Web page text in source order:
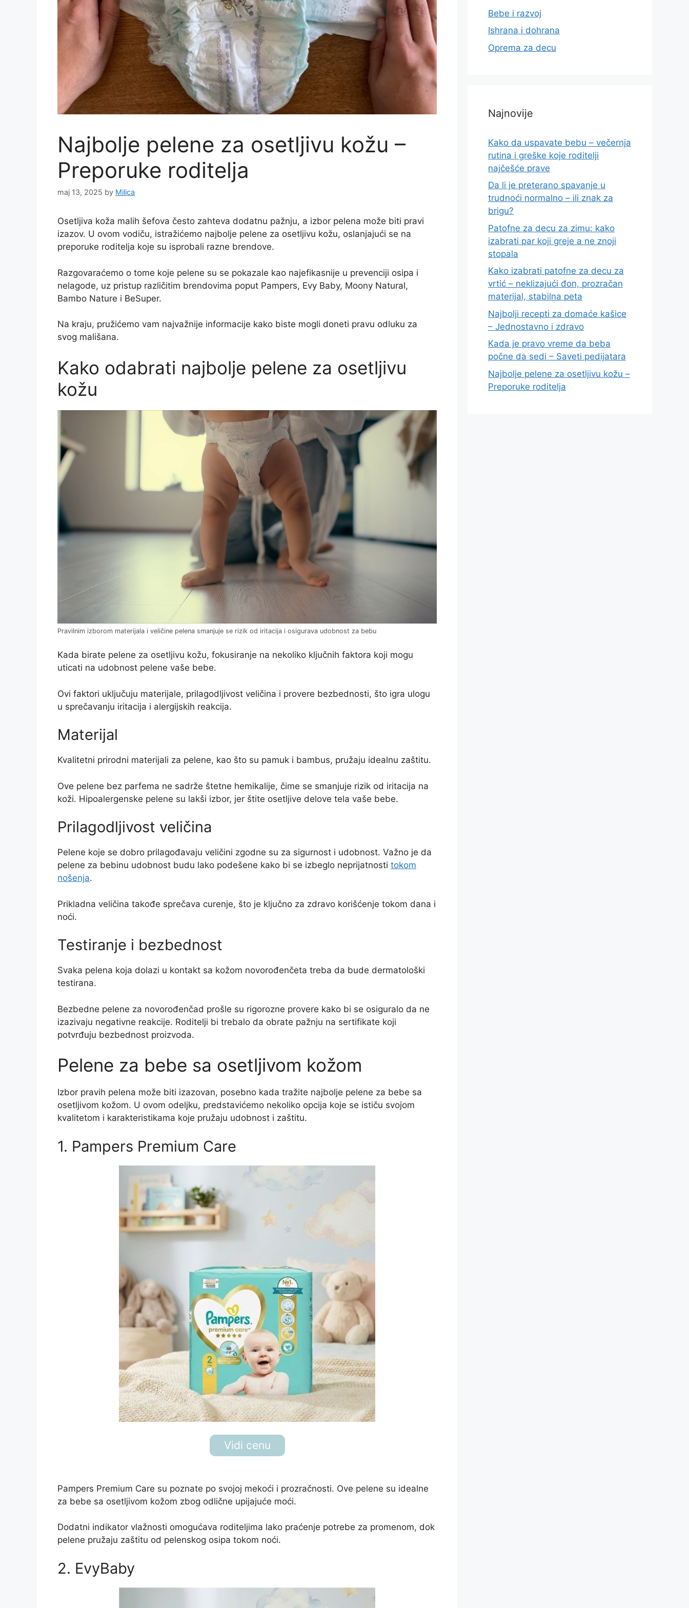
Najbolje pelene za osetljivu kožu –
Preporuke roditelja
maj 13, 2025 by Milica
Osetljiva koža malih šefova često zahteva dodatnu pažnju, a izbor pelena može biti pravi
izazov. U ovom vodiču, istražićemo najbolje pelene za osetljivu kožu, oslanjajući se na
preporuke roditelja koje su isprobali razne brendove.
Razgovaraćemo o tome koje pelene su se pokazale kao najefikasnije u prevenciji osipa i
nelagode, uz pristup različitim brendovima poput Pampers, Evy Baby, Moony Natural,
Bambo Nature i BeSuper.
Na kraju, pružićemo vam najvažnije informacije kako biste mogli doneti pravu odluku za
svog mališana.
Kako odabrati najbolje pelene za osetljivu
kožu
Pravilnim izborom materijala i veličine pelena smanjuje se rizik od iritacija i osigurava udobnost za bebu
Kada birate pelene za osetljivu kožu, fokusiranje na nekoliko ključnih faktora koji mogu
uticati na udobnost pelene vaše bebe.
Ovi faktori uključuju materijale, prilagodljivost veličina i provere bezbednosti, što igra ulogu
u sprečavanju iritacija i alergijskih reakcija.
Materijal
Kvalitetni prirodni materijali za pelene, kao što su pamuk i bambus, pružaju idealnu zaštitu.
Ove pelene bez parfema ne sadrže štetne hemikalije, čime se smanjuje rizik od iritacija na
koži. Hipoalergenske pelene su lakši izbor, jer štite osetljive delove tela vaše bebe.
Prilagodljivost veličina
Pelene koje se dobro prilagođavaju veličini zgodne su za sigurnost i udobnost. Važno je da
pelene za bebinu udobnost budu lako podešene kako bi se izbeglo neprijatnosti tokom
nošenja.
Prikladna veličina takođe sprečava curenje, što je ključno za zdravo korišćenje tokom dana i
noći.
Testiranje i bezbednost
Svaka pelena koja dolazi u kontakt sa kožom novorođenčeta treba da bude dermatološki
testirana.
Bezbedne pelene za novorođenčad prošle su rigorozne provere kako bi se osiguralo da ne
izazivaju negativne reakcije. Roditelji bi trebalo da obrate pažnju na sertifikate koji
potvrđuju bezbednost proizvoda.
Pelene za bebe sa osetljivom kožom
Izbor pravih pelena može biti izazovan, posebno kada tražite najbolje pelene za bebe sa
osetljivom kožom. U ovom odeljku, predstavićemo nekoliko opcija koje se ističu svojom
kvalitetom i karakteristikama koje pružaju udobnost i zaštitu.
1. Pampers Premium Care
Vidi cenu
Pampers Premium Care su poznate po svojoj mekoći i prozračnosti. Ove pelene su idealne
za bebe sa osetljivom kožom zbog odlične upijajuće moći.
Dodatni indikator vlažnosti omogućava roditeljima lako praćenje potrebe za promenom, dok
pelene pružaju zaštitu od pelenskog osipa tokom noći.
2. EvyBaby
Bebe i razvoj
Ishrana i dohrana
Oprema za decu
Najnovije
Kako da uspavate bebu – večernja
rutina i greške koje roditelji
najčešće prave
Da li je preterano spavanje u
trudnoći normalno – ili znak za
brigu?
Patofne za decu za zimu: kako
izabrati par koji greje a ne znoji
stopala
Kako izabrati patofne za decu za
vrtić – neklizajući đon, prozračan
materijal, stabilna peta
Najbolji recepti za domaće kašice
– Jednostavno i zdravo
Kada je pravo vreme da beba
počne da sedi – Saveti pedijatara
Najbolje pelene za osetljivu kožu –
Preporuke roditelja